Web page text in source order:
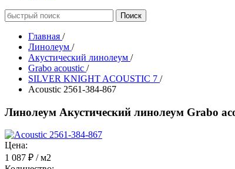
Главная /
Линолеум /
Акустический линолеум /
Grabo acoustic /
SILVER KNIGHT ACOUSTIC 7 /
Acoustic 2561-384-867
Линолеум Акустический линолеум Grabo
Цена:
1 087 ₽ / м2